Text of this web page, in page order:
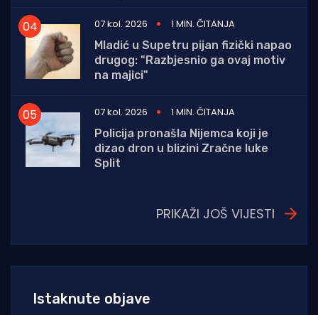
07 kol. 2026
1 MIN. ČITANJA
Mladić u Supetru pijan fizički napao
drugog: "Razbjesnio ga ovaj motiv
na majici"
07 kol. 2026
1 MIN. ČITANJA
Policija pronašla Nijemca koji je
dizao dron u blizini Zračne luke
Split
PRIKAŽI JOŠ VIJESTI
Istaknute objave